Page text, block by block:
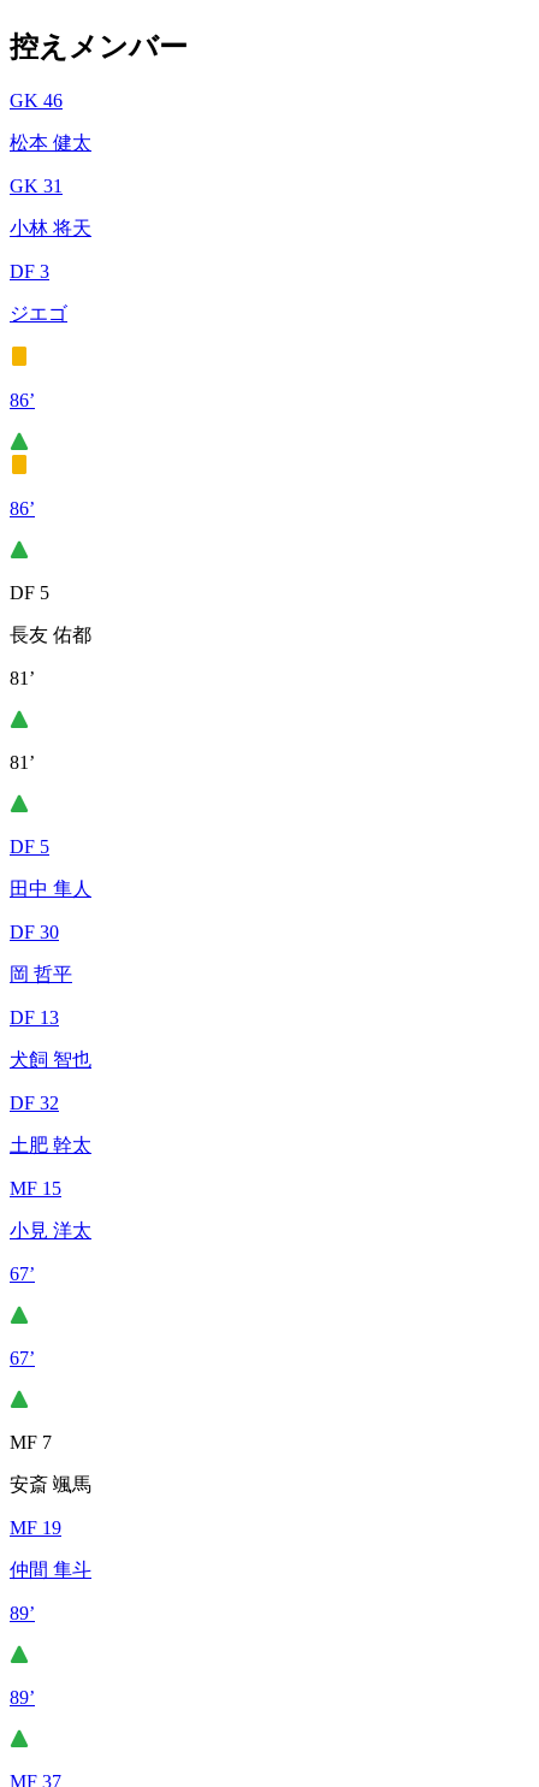
控えメンバー
GK 46
松本 健太
GK 31
小林 将天
DF 3
ジエゴ
86’
86’
DF 5
長友 佑都
81’
81’
DF 5
田中 隼人
DF 30
岡 哲平
DF 13
犬飼 智也
DF 32
土肥 幹太
MF 15
小見 洋太
67’
67’
MF 7
安斎 颯馬
MF 19
仲間 隼斗
89’
89’
MF 37